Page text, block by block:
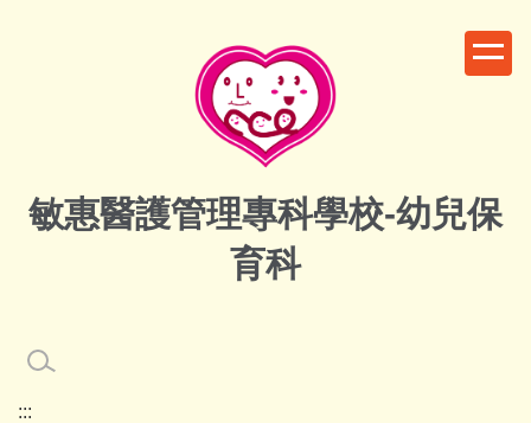
敏惠醫護管理專科學校-幼兒保
育科
:::